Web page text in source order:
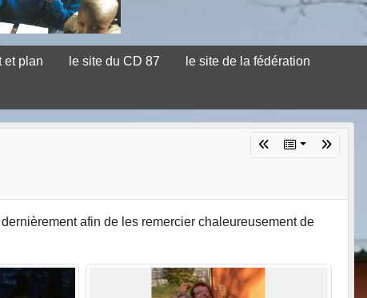
et plan le site du CD 87 le site de la fédération
afin de les remercier chaleureusement de